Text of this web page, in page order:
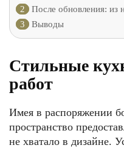
2
После обновления: из
3
Выводы
Стильные
работ
Имея в распоряжении
пространство
не хватало в дизайне.